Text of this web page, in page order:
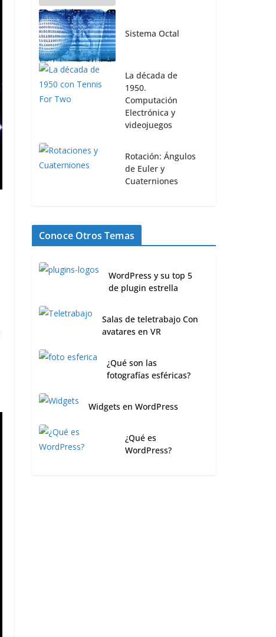
Sistema Octal
La década de
1950.
Computación
Electrónica y
videojuegos
Rotación: Ángulos
de Euler y
Cuaterniones
Conoce Otros Temas
WordPress y su top 5
de plugin estrella
Salas de teletrabajo Con
avatares en VR
¿Qué son las
fotografías esféricas?
Widgets en WordPress
¿Qué es
WordPress?